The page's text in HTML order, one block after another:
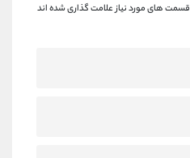
قسمت های مورد نیاز علامت گذاری شده اند